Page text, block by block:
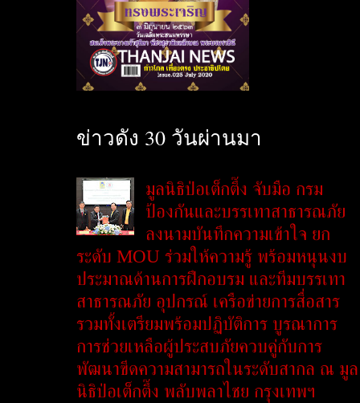
ข่าวดัง 30 วันผ่านมา
มูลนิธิป่อเต็กตึ๊ง จับมือ กรม
ป้องกันและบรรเทาสาธารณภัย
ลงนามบันทึกความเข้าใจ ยก
ระดับ MOU ร่วมให้ความรู้ พร้อมหนุนงบ
ประมาณด้านการฝึกอบรม และทีมบรรเทา
สาธารณภัย อุปกรณ์ เครือข่ายการสื่อสาร
รวมทั้งเตรียมพร้อมปฏิบัติการ บูรณาการ
การช่วยเหลือผู้ประสบภัยควบคู่กับการ
พัฒนาขีดความสามารถในระดับสากล ณ มูล
นิธิป่อเต็กตึ๊ง พลับพลาไชย กรุงเทพฯ